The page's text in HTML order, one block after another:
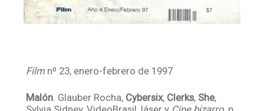
Film nº 23, enero-febrero de 1997
Malón . Glauber Rocha, Cybersix, Clerks, She,